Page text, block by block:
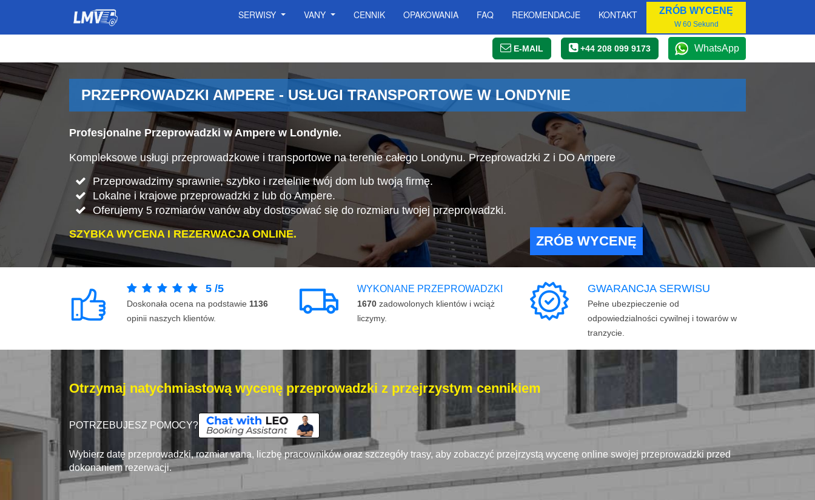
SERWISY VANY CENNIK OPAKOWANIA FAQ REKOMENDACJE KONTAKT ZRÓB WYCENĘ
W 60 Sekund
E-MAIL +44 208 099 9173 WhatsApp
PRZEPROWADZKI AMPERE - USŁUGI TRANSPORTOWE W LONDYNIE
Profesjonalne Przeprowadzki w Ampere w Londynie.
Kompleksowe usługi przeprowadzkowe i transportowe na terenie całego Londynu. Przeprowadzki Z i DO Ampere
Przeprowadzimy sprawnie, szybko i rzetelnie twój dom lub twoją firmę.
Lokalne i krajowe przeprowadzki z lub do Ampere.
Oferujemy 5 rozmiarów vanów aby dostosować się do rozmiaru twojej przeprowadzki.
SZYBKA WYCENA I REZERWACJA ONLINE.
ZRÓB WYCENĘ
5 /5
Doskonała ocena na podstawie 1136
opinii naszych klientów.
WYKONANE PRZEPROWADZKI
1670 zadowolonych klientów i wciąż
liczymy.
GWARANCJA SERWISU
Pełne ubezpieczenie od
odpowiedzialności cywilnej i towarów w
tranzycie.
Otrzymaj natychmiastową wycenę przeprowadzki z przejrzystym cennikiem
POTRZEBUJESZ POMOCY?
Wybierz datę przeprowadzki, rozmiar vana, liczbę pracowników oraz szczegóły trasy, aby zobaczyć przejrzystą wycenę online swojej przeprowadzki przed
dokonaniem rezerwacji.